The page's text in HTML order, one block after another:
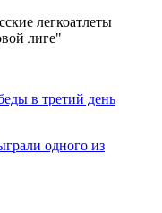
в третий день
одного из